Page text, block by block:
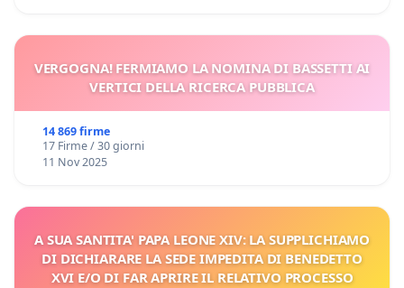
VERGOGNA! FERMIAMO LA NOMINA DI BASSETTI AI
VERTICI DELLA RICERCA PUBBLICA
14 869 firme
17 Firme / 30 giorni
11 Nov 2025
A SUA SANTITA' PAPA LEONE XIV: LA SUPPLICHIAMO
DI DICHIARARE LA SEDE IMPEDITA DI BENEDETTO
XVI E/O DI FAR APRIRE IL RELATIVO PROCESSO